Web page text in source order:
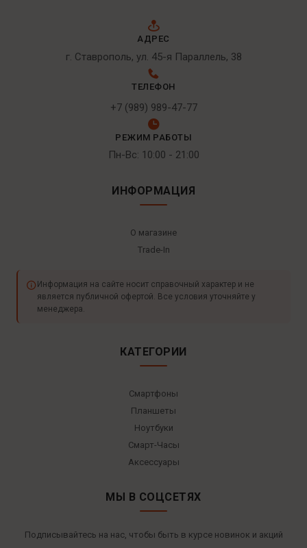
АДРЕС
г. Ставрополь, ул. 45-я Параллель, 38
ТЕЛЕФОН
+7 (989) 989-47-77
РЕЖИМ РАБОТЫ
Пн-Вс: 10:00 - 21:00
ИНФОРМАЦИЯ
О магазине
Trade-In
Информация на сайте носит справочный характер и не
является публичной офертой. Все условия уточняйте у
менеджера.
КАТЕГОРИИ
Смартфоны
Планшеты
Ноутбуки
Смарт-Часы
Аксессуары
МЫ В СОЦСЕТЯХ
Подписывайтесь на нас, чтобы быть в курсе новинок и акций